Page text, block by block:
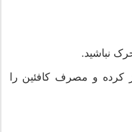
نباشید.
کرده و مصرف کافئین را